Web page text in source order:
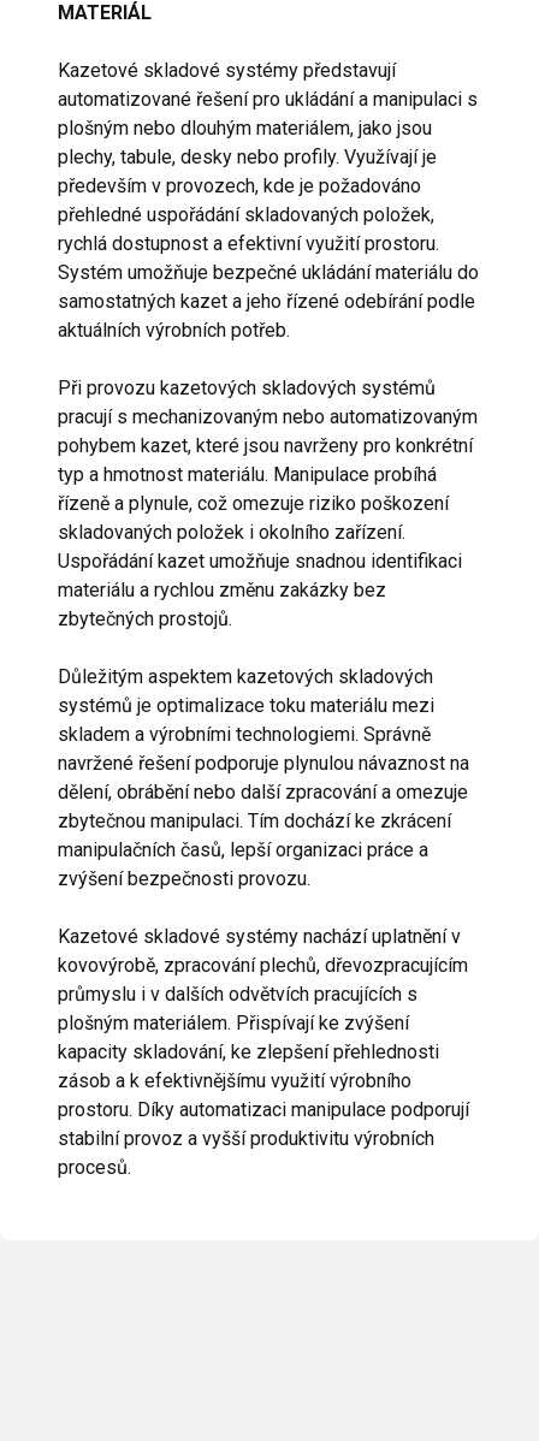
MATERIÁL
Kazetové skladové systémy představují
automatizované řešení pro ukládání a manipulaci s
plošným nebo dlouhým materiálem, jako jsou
plechy, tabule, desky nebo profily. Využívají je
především v provozech, kde je požadováno
přehledné uspořádání skladovaných položek,
rychlá dostupnost a efektivní využití prostoru.
Systém umožňuje bezpečné ukládání materiálu do
samostatných kazet a jeho řízené odebírání podle
aktuálních výrobních potřeb.
Při provozu kazetových skladových systémů
pracují s mechanizovaným nebo automatizovaným
pohybem kazet, které jsou navrženy pro konkrétní
typ a hmotnost materiálu. Manipulace probíhá
řízeně a plynule, což omezuje riziko poškození
skladovaných položek i okolního zařízení.
Uspořádání kazet umožňuje snadnou identifikaci
materiálu a rychlou změnu zakázky bez
zbytečných prostojů.
Důležitým aspektem kazetových skladových
systémů je optimalizace toku materiálu mezi
skladem a výrobními technologiemi. Správně
navržené řešení podporuje plynulou návaznost na
dělení, obrábění nebo další zpracování a omezuje
zbytečnou manipulaci. Tím dochází ke zkrácení
manipulačních časů, lepší organizaci práce a
zvýšení bezpečnosti provozu.
Kazetové skladové systémy nachází uplatnění v
kovovýrobě, zpracování plechů, dřevozpracujícím
průmyslu i v dalších odvětvích pracujících s
plošným materiálem. Přispívají ke zvýšení
kapacity skladování, ke zlepšení přehlednosti
zásob a k efektivnějšímu využití výrobního
prostoru. Díky automatizaci manipulace podporují
stabilní provoz a vyšší produktivitu výrobních
procesů.